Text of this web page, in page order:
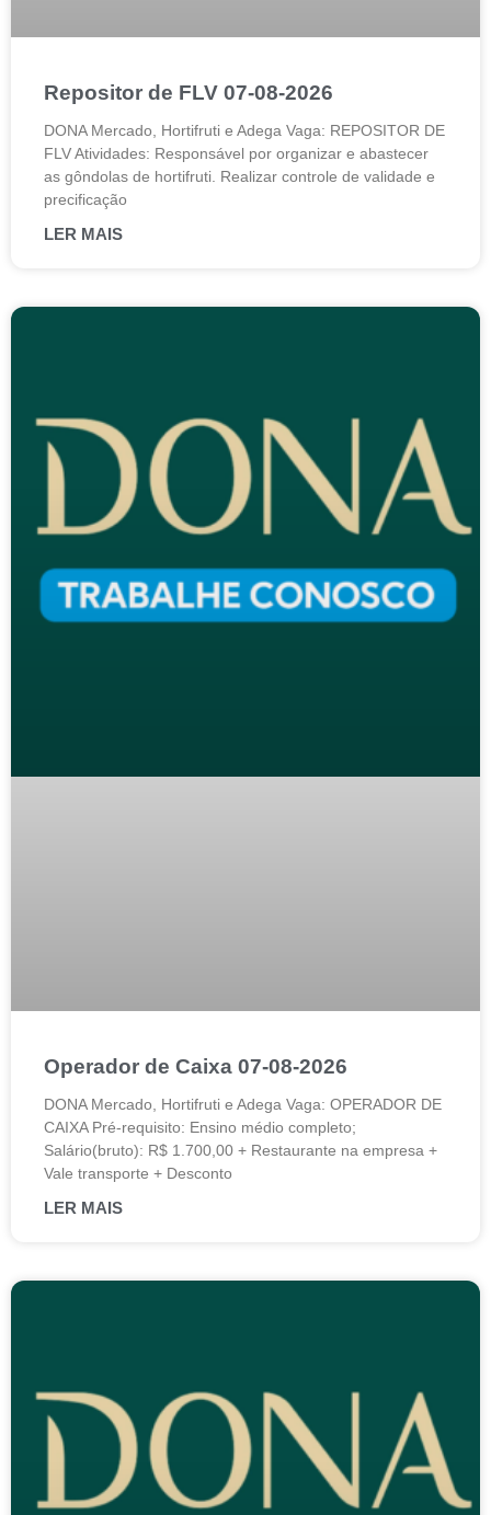
Repositor de FLV 07-08-2026
DONA Mercado, Hortifruti e Adega Vaga: REPOSITOR DE
FLV Atividades: Responsável por organizar e abastecer
as gôndolas de hortifruti. Realizar controle de validade e
precificação
LER MAIS
Operador de Caixa 07-08-2026
DONA Mercado, Hortifruti e Adega Vaga: OPERADOR DE
CAIXA Pré-requisito: Ensino médio completo;
Salário(bruto): R$ 1.700,00 + Restaurante na empresa +
Vale transporte + Desconto
LER MAIS